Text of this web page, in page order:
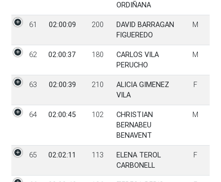
ORDIÑANA
61 02:00:09 200
DAVID BARRAGAN
FIGUEREDO
M
62 02:00:37 180
CARLOS VILA
PERUCHO
M
63 02:00:39 210
ALICIA GIMENEZ
VILA
F
64 02:00:45 102
CHRISTIAN
BERNABEU
BENAVENT
M
65 02:02:11 113
ELENA TEROL
CARBONELL
F